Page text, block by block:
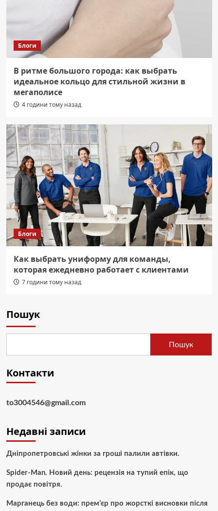
Блоги
В ритме большого города: как выбрать
идеальное кольцо для стильной жизни в
мегаполисе
4 години тому назад
Блоги
Как выбрать униформу для команды,
которая ежедневно работает с клиентами
7 години тому назад
Пошук
Пошук
Контакти
to3004546@gmail.com
Недавні записи
Дніпропетровські жінки за гроші палили автівки.
Spider-Man. Новий день: рецензія на тупий епік, що
продає повітря.
Марганець без води: прем’єр про жорсткі висновки після